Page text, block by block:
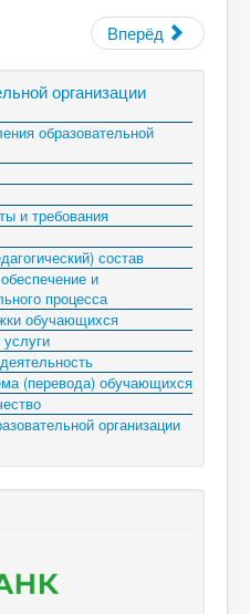
Вперёд
организации
образовательной
и требования
состав
и
процесса
обучающихся
(перевода) обучающихся
организации